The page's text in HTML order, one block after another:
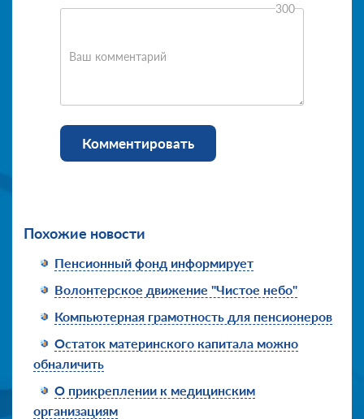
Ваш комментарий
300
Комментировать
Похожие новости
Пенсионный фонд информирует
Волонтерское движение "Чистое небо"
Компьютерная грамотность для пенсионеров
Остаток материнского капитала можно
обналичить
О прикреплении к медицинским
организациям